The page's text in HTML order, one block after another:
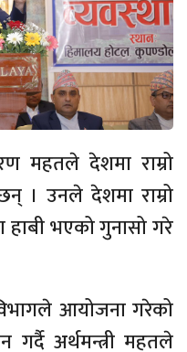
महतले देशमा राम्रो
। उनले देशमा राम्रो
हाबी भएको गुनासो गरे
आयोजना गरेको
गर्दै अर्थमन्त्री महतले